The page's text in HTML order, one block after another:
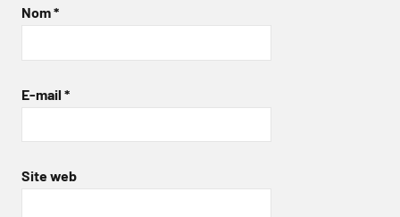
Nom*
E-mail *
Site web